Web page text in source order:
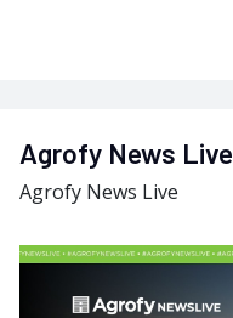
Agrofy News Live
Agrofy News Live